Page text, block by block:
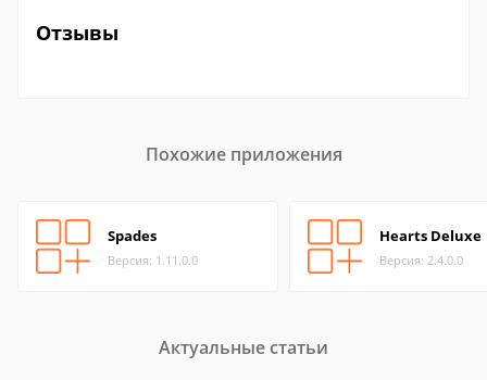
Отзывы
Похожие приложения
Spades
Версия: 1.11.0.0
Hearts Deluxe
Версия: 2.4.0.0
Актуальные статьи